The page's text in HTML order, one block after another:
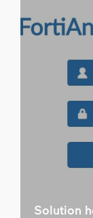
Solution